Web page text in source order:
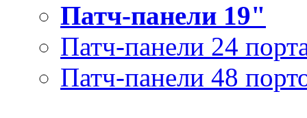
Патч-панели 19"
Патч-панели 24
Патч-панели 48